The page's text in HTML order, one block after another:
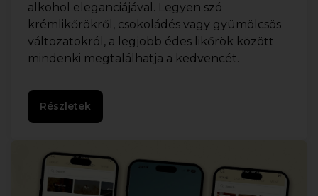
alkohol eleganciájával. Legyen szó
krémlikőrökről, csokoládés vagy gyümölcsös
változatokról, a legjobb édes likőrök között
mindenki megtalálhatja a kedvencét.
Részletek